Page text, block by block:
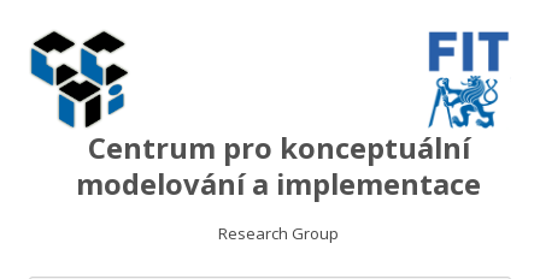
Centrum pro konceptuální
modelování a implementace
Research Group